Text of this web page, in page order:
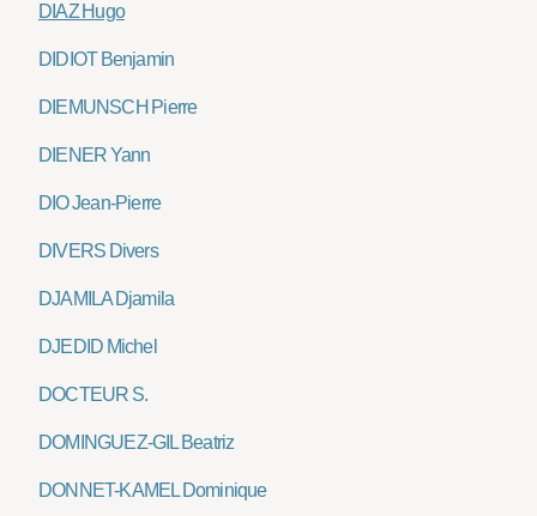
DIAZ Hugo
DIDIOT Benjamin
DIEMUNSCH Pierre
DIENER Yann
DIO Jean-Pierre
DIVERS Divers
DJAMILA Djamila
DJEDID Michel
DOCTEUR S.
DOMINGUEZ-GIL Beatriz
DONNET-KAMEL Dominique